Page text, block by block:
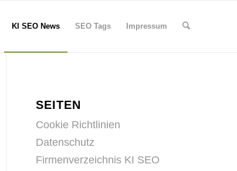
KI SEO News SEO Tags Impressum
SEITEN
Cookie Richtlinien
Datenschutz
Firmenverzeichnis KI SEO